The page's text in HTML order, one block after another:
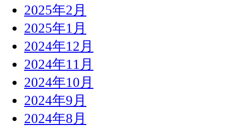
2025年2月
2025年1月
2024年12月
2024年11月
2024年10月
2024年9月
2024年8月